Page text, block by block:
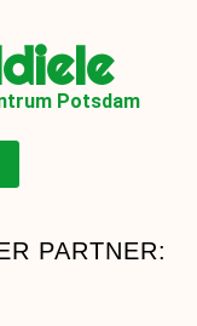
Potsdam
PARTNER: